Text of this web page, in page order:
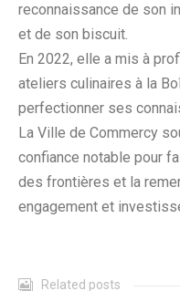
reconnaissance de son
et de son biscuit.
En 2022, elle a mis à
ateliers culinaires à la
perfectionner ses
La Ville de Commercy
confiance notable pour
des frontières et la
engagement et
Related posts